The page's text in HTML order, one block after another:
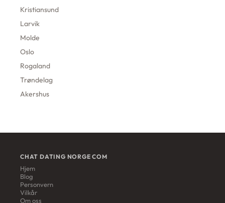
Kristiansund
Larvik
Molde
Oslo
Rogaland
Trøndelag
Akershus
CHAT DATING NORGE COM
Hjem
Blog
Personvern
Vilkår
Om oss